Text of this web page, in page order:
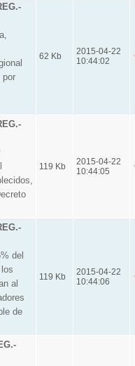
por
62 Kb
2015-04-22
10:44:02
119 Kb
2015-04-22
10:44:05
del
al
de
119 Kb
2015-04-22
10:44:06